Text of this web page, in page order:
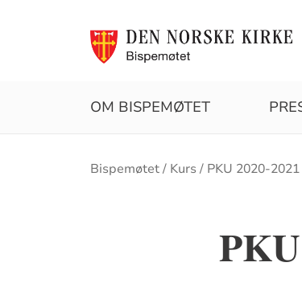
OM BISPEMØTET
Brødsmulesti
Bispemøtet Kurs PKU 2020-2021